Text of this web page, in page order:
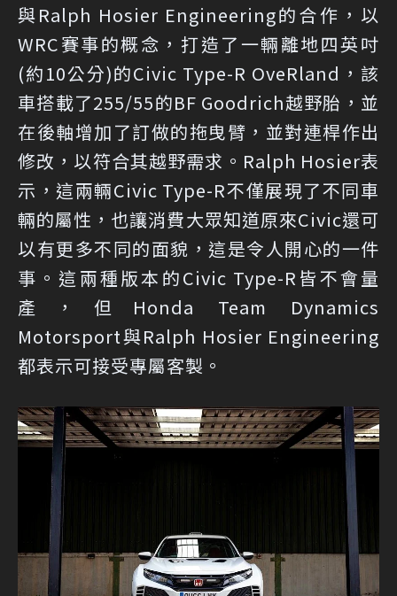
與Ralph Hosier Engineering的合作，以
WRC賽事的概念，打造了一輛離地四英吋
(約10公分)的Civic Type-R OveRland，該
車搭載了255/55的BF Goodrich越野胎，並
在後軸增加了訂做的拖曳臂，並對連桿作出
修改，以符合其越野需求。Ralph Hosier表
示，這兩輛Civic Type-R不僅展現了不同車
輛的屬性，也讓消費大眾知道原來Civic還可
以有更多不同的面貌，這是令人開心的一件
事。這兩種版本的Civic Type-R皆不會量
產，但Honda Team Dynamics
Motorsport與Ralph Hosier Engineering
都表示可接受專屬客製。